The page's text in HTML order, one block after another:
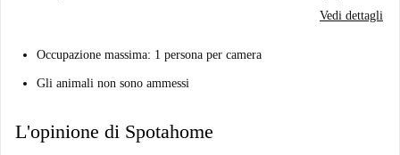
Vedi dettagli
Occupazione massima: 1 persona per camera
Gli animali non sono ammessi
L'opinione di Spotahome